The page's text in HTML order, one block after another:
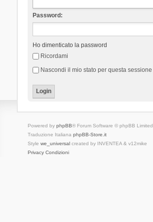
Password:
Ho dimenticato la password
Ricordami
Nascondi il mio stato per questa sessione
Powered by phpBB® Forum Software © phpBB Limited
Traduzione Italiana phpBB-Store.it
Style we_universalcreated by INVENTEA & v12mike
Privacy Condizioni